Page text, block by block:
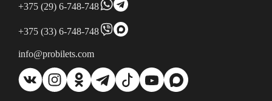
+375 (29) 6-748-748
+375 (33) 6-748-748
info@probilets.com